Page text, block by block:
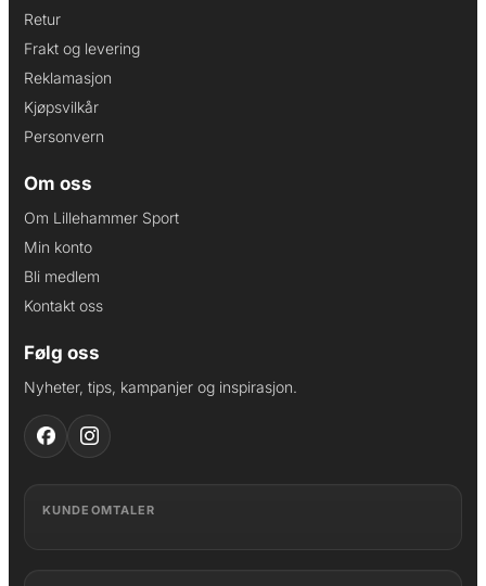
Retur
Frakt og levering
Reklamasjon
Kjøpsvilkår
Personvern
Om oss
Om Lillehammer Sport
Min konto
Bli medlem
Kontakt oss
Følg oss
Nyheter, tips, kampanjer og inspirasjon.
KUNDEOMTALER